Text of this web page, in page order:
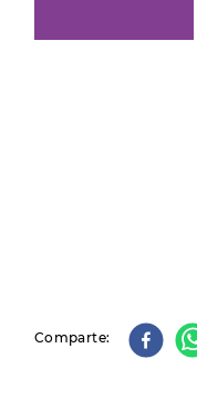
Comparte